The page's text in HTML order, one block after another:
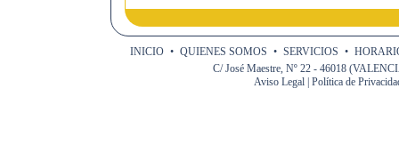
INICIO • QUIENES SOMOS • SERVICIOS •
C/ José Maestre, Nº 22 - 46018
Aviso Legal| Política de